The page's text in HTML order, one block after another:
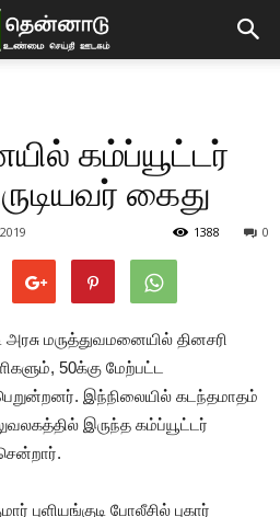
கம்ப்யூட்டர்
கைது
0
1388
மருத்துவமனையில் தினசரி
50க்கு மேற்பட்ட
இந்நிலையில் கடந்தமாதம்
இருந்த கம்ப்யூட்டர்
புளியங்குடி போலீசில் புகார்